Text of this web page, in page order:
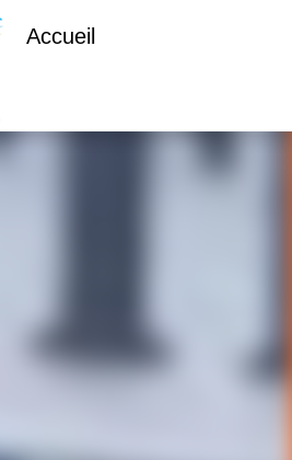
Accueil